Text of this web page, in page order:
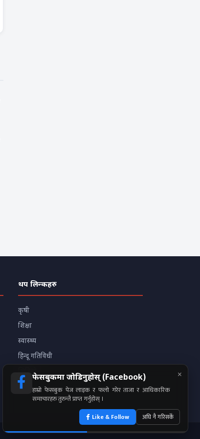
थप लिन्कहरु
कृषी
शिक्षा
स्वास्थ्य
हिन्दू गतिविधी
भिडियो
फेसबुकमा जोडिनुहोस् (Facebook)
हाम्रो फेसबुक पेज लाइक र फलो गरेर ताजा र आधिकारिक
समाचारहरु तुरुन्तै प्राप्त गर्नुहोस् ।
×
Like & Follow अघि नै गरिसकेँ